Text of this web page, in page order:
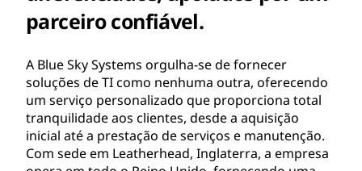
parceiro confiável.
A Blue Sky Systems orgulha-se de fornecer
soluções de TI como nenhuma outra, oferecendo
um serviço personalizado que proporciona total
tranquilidade aos clientes, desde a aquisição
inicial até a prestação de serviços e manutenção.
Com sede em Leatherhead, Inglaterra, a empresa